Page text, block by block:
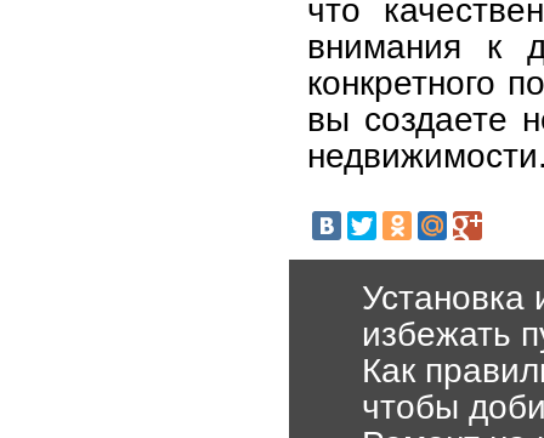
что
внимания к
конкретного
вы создаете
Установка
избежать
Как
чтобы